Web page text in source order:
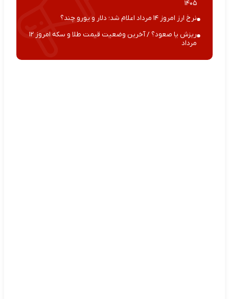
۱۴۰۵
نرخ ارز امروز ۱۴ مرداد اعلام شد؛ دلار و یورو چند؟
ریزش یا صعود؟ / آخرین وضعیت قیمت طلا و سکه امروز ۱۲
مرداد